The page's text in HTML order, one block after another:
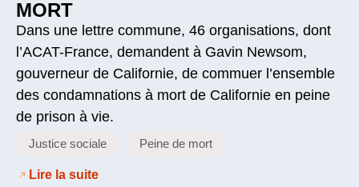
MORT
Dans une lettre commune, 46 organisations, dont
l’ACAT-France, demandent à Gavin Newsom,
gouverneur de Californie, de commuer l’ensemble
des condamnations à mort de Californie en peine
de prison à vie.
Justice sociale Peine de mort
Lire la suite